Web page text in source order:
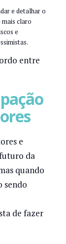
e detalhar o
claro
e
entre
e
da
quando
sendo
de fazer